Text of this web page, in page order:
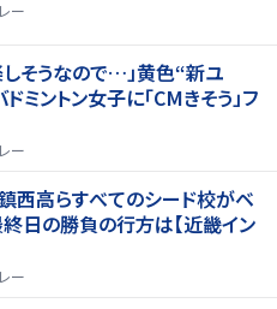
ー
しそうなので…」黄色“新ユ
ミントン女子に「CMきそう」フ
ー
西高らすべてのシード校がベ
日の勝負の行方は【近畿イン
ー